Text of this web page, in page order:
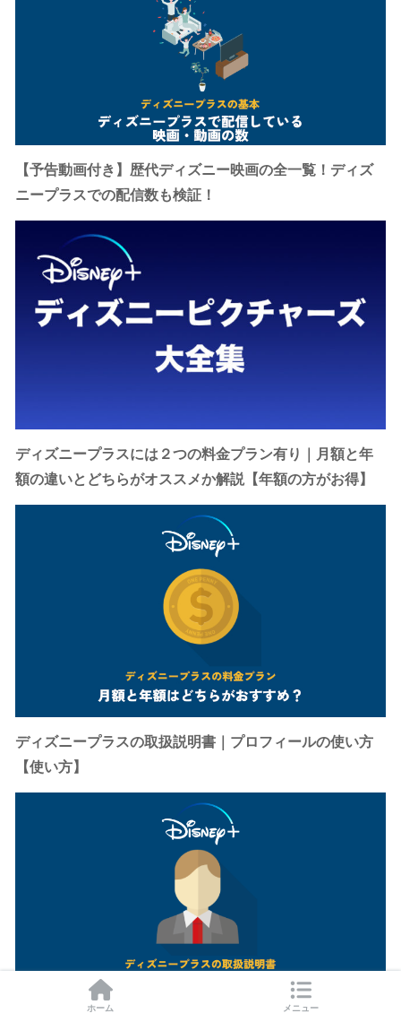
【予告動画付き】歴代ディズニー映画の全一覧！ディズ
ニープラスでの配信数も検証！
ディズニープラスには２つの料金プラン有り｜月額と年
額の違いとどちらがオススメか解説【年額の方がお得】
ディズニープラスの取扱説明書｜プロフィールの使い方
【使い方】
ホーム メニュー